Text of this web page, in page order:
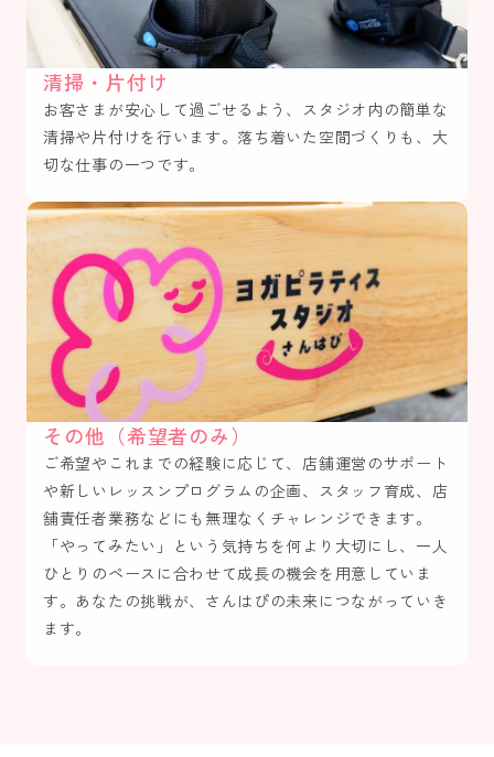
清掃・片付け
お客さまが安心して過ごせるよう、スタジオ内の簡単な
清掃や片付けを行います。落ち着いた空間づくりも、大
切な仕事の一つです。
その他（希望者のみ）
ご希望やこれまでの経験に応じて、店舗運営のサポート
や新しいレッスンプログラムの企画、スタッフ育成、店
舗責任者業務などにも無理なくチャレンジできます。
「やってみたい」という気持ちを何より大切にし、一人
ひとりのペースに合わせて成長の機会を用意していま
す。あなたの挑戦が、さんはぴの未来につながっていき
ます。